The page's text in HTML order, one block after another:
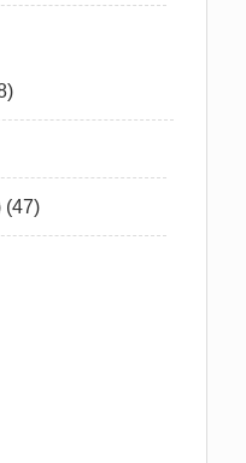
(47)